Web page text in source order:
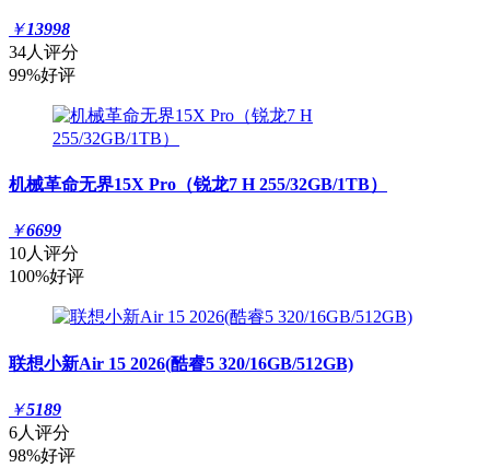
￥13998
34人评分
99%好评
机械革命无界15X Pro（锐龙7 H 255/32GB/1TB）
￥6699
10人评分
100%好评
联想小新Air 15 2026(酷睿5 320/16GB/512GB)
￥5189
6人评分
98%好评